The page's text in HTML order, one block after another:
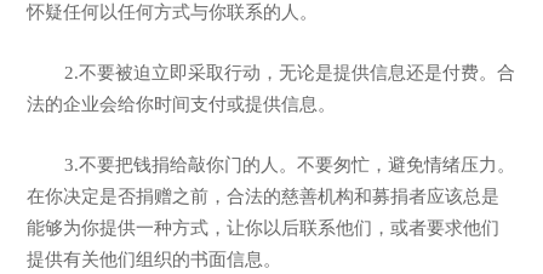
怀疑任何以任何方式与你联系的人。
2.不要被迫立即采取行动，无论是提供信息还是付费。合
法的企业会给你时间支付或提供信息。
3.不要把钱捐给敲你门的人。不要匆忙，避免情绪压力。
在你决定是否捐赠之前，合法的慈善机构和募捐者应该总是
能够为你提供一种方式，让你以后联系他们，或者要求他们
提供有关他们组织的书面信息。